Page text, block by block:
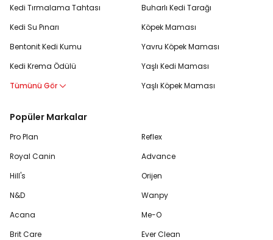
Kedi Tırmalama Tahtası
Kedi Su Pınarı
Bentonit Kedi Kumu
Kedi Krema Ödülü
Tümünü Gör
Buharlı Kedi Tarağı
Köpek Maması
Yavru Köpek Maması
Yaşlı Kedi Maması
Yaşlı Köpek Maması
Popüler Markalar
Pro Plan
Royal Canin
Hill's
N&D
Acana
Brit Care
Reflex
Advance
Orijen
Wanpy
Me-O
Ever Clean